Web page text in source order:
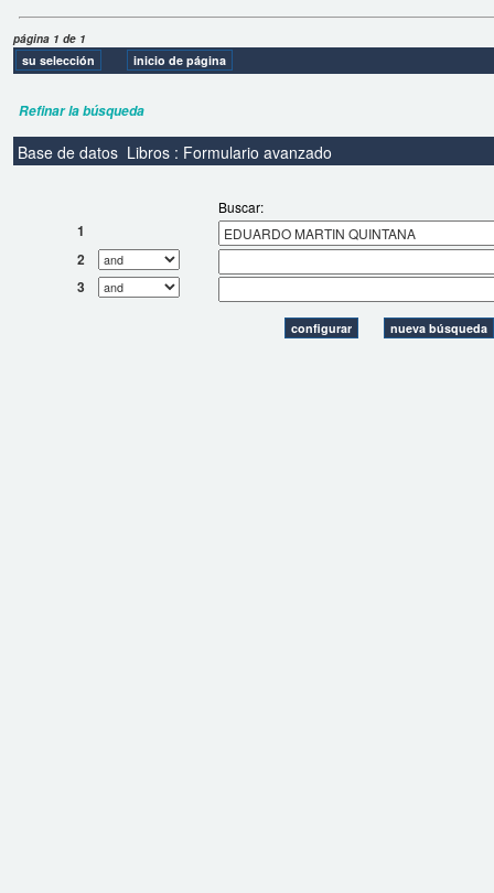
página 1 de 1
Refinar la búsqueda
Base de datos Libros : Formulario avanzado
Buscar:
1
2
3